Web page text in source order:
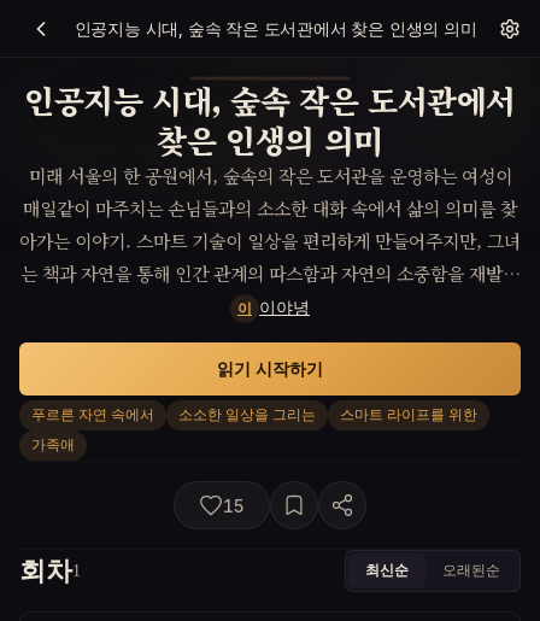
인공지능 시대, 숲속 작은 도서관에서 찾은 인생의 의미
인공지능 시대, 숲속 작은 도서관에서
찾은 인생의 의미
미래 서울의 한 공원에서, 숲속의 작은 도서관을 운영하는 여성이
매일같이 마주치는 손님들과의 소소한 대화 속에서 삶의 의미를 찾
아가는 이야기. 스마트 기술이 일상을 편리하게 만들어주지만, 그녀
는 책과 자연을 통해 인간 관계의 따스함과 자연의 소중함을 재발견
하며 공동체 의식을 다진다. 여기서 중심 충돌은 기술에 익숙한 새
세대와 전통적인 가치를 중시하는 그녀 사이의 이해와 소통의 과정
에서 펼쳐진다.
이 이야녕
푸르른 자연 속에서 소소한 일상을 그리는
스마트 라이프를 위한
가족애
읽기 시작하기
15
회차1 최신순 오래된순